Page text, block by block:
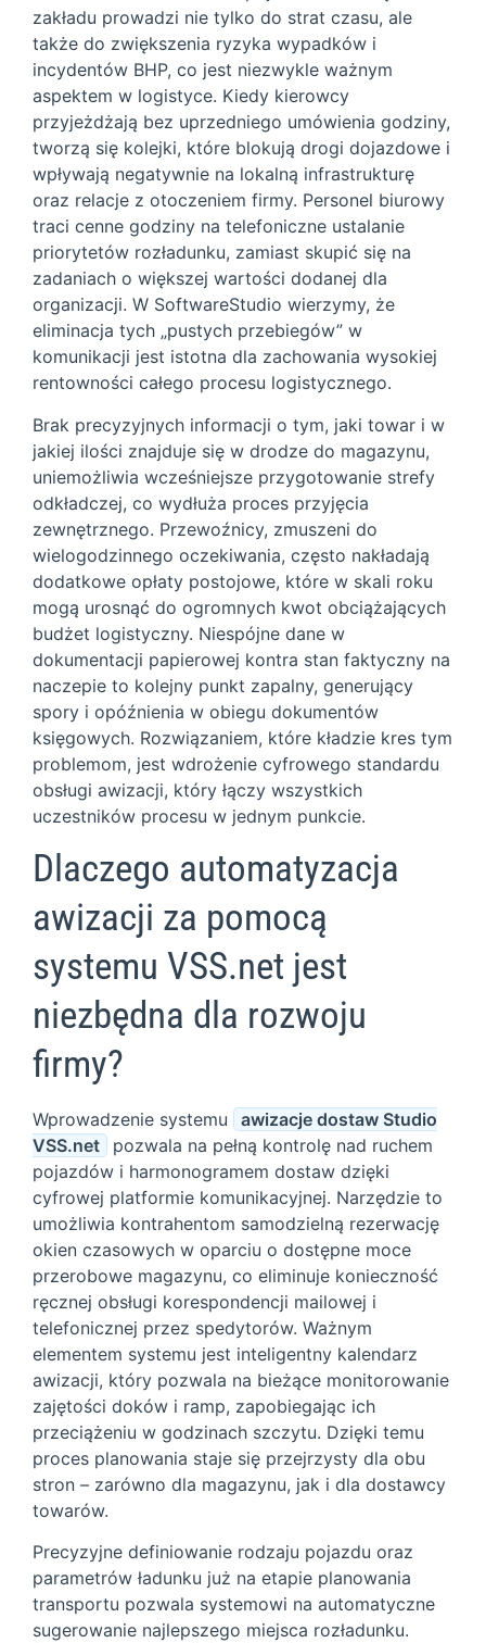
zakładu prowadzi nie tylko do strat czasu, ale
także do zwiększenia ryzyka wypadków i
incydentów BHP, co jest niezwykle ważnym
aspektem w logistyce. Kiedy kierowcy
przyjeżdżają bez uprzedniego umówienia godziny,
tworzą się kolejki, które blokują drogi dojazdowe i
wpływają negatywnie na lokalną infrastrukturę
oraz relacje z otoczeniem firmy. Personel biurowy
traci cenne godziny na telefoniczne ustalanie
priorytetów rozładunku, zamiast skupić się na
zadaniach o większej wartości dodanej dla
organizacji. W SoftwareStudio wierzymy, że
eliminacja tych „pustych przebiegów” w
komunikacji jest istotna dla zachowania wysokiej
rentowności całego procesu logistycznego.
Brak precyzyjnych informacji o tym, jaki towar i w
jakiej ilości znajduje się w drodze do magazynu,
uniemożliwia wcześniejsze przygotowanie strefy
odkładczej, co wydłuża proces przyjęcia
zewnętrznego. Przewoźnicy, zmuszeni do
wielogodzinnego oczekiwania, często nakładają
dodatkowe opłaty postojowe, które w skali roku
mogą urosnąć do ogromnych kwot obciążających
budżet logistyczny. Niespójne dane w
dokumentacji papierowej kontra stan faktyczny na
naczepie to kolejny punkt zapalny, generujący
spory i opóźnienia w obiegu dokumentów
księgowych. Rozwiązaniem, które kładzie kres tym
problemom, jest wdrożenie cyfrowego standardu
obsługi awizacji, który łączy wszystkich
uczestników procesu w jednym punkcie.
Dlaczego automatyzacja
awizacji za pomocą
systemu VSS.net jest
niezbędna dla rozwoju
firmy?
Wprowadzenie systemu
awizacje dostaw Studio
VSS.net
pozwala na pełną kontrolę nad ruchem
pojazdów i harmonogramem dostaw dzięki
cyfrowej platformie komunikacyjnej. Narzędzie to
umożliwia kontrahentom samodzielną rezerwację
okien czasowych w oparciu o dostępne moce
przerobowe magazynu, co eliminuje konieczność
ręcznej obsługi korespondencji mailowej i
telefonicznej przez spedytorów. Ważnym
elementem systemu jest inteligentny kalendarz
awizacji, który pozwala na bieżące monitorowanie
zajętości doków i ramp, zapobiegając ich
przeciążeniu w godzinach szczytu. Dzięki temu
proces planowania staje się przejrzysty dla obu
stron – zarówno dla magazynu, jak i dla dostawcy
towarów.
Precyzyjne definiowanie rodzaju pojazdu oraz
parametrów ładunku już na etapie planowania
transportu pozwala systemowi na automatyczne
sugerowanie najlepszego miejsca rozładunku.